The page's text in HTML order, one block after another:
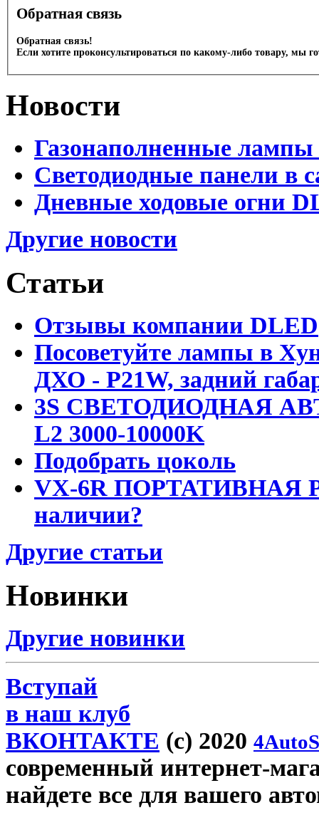
Обратная связь
Обратная связь!
Если хотите проконсультироваться по какому-либо товару, мы
Новости
Газонаполненные
Светодиодные панели в
Дневные ходовые огни
Другие новости
Статьи
Отзывы компании DLED
Посоветуйте лампы в
ДХО - P21W, задний
3S СВЕТОДИОДНАЯ
L2 3000-10000K
Подобрать цоколь
VX-6R ПОРТАТИВНАЯ
наличии?
Другие статьи
Новинки
Другие новинки
Вступай
в наш клуб
ВКОНТАКТЕ (c) 2020
современный интернет-
найдете все для вашего